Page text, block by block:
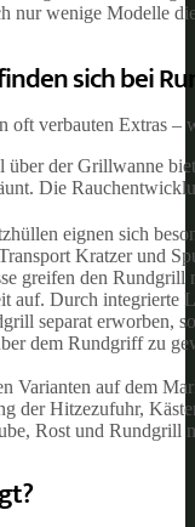
nur wenige Modelle
sich bei
oft verbauten Extras
über der Grillwanne
Die
eignen sich
Kratzer und
greifen den
auf. Durch
separat erworben,
dem Rundgriff zu
Varianten auf dem
der Hitzezufuhr,
Rost und Rundgrill